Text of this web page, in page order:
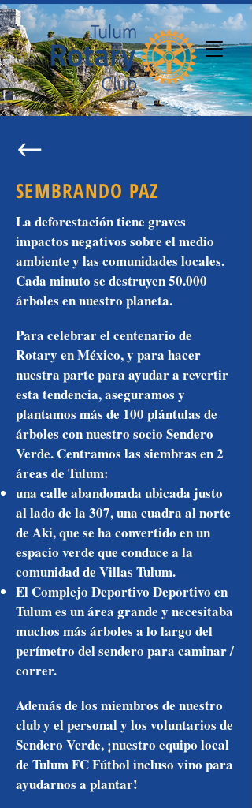
SEMBRANDO PAZ
La deforestación tiene graves
impactos negativos sobre el medio
ambiente y las comunidades locales.
Cada minuto se destruyen 50.000
árboles en nuestro planeta.
Para celebrar el centenario de
Rotary en México, y para hacer
nuestra parte para ayudar a revertir
esta tendencia, aseguramos y
plantamos más de 100 plántulas de
árboles con nuestro socio Sendero
Verde. Centramos las siembras en 2
áreas de Tulum:
una calle abandonada ubicada justo
al lado de la 307, una cuadra al norte
de Aki, que se ha convertido en un
espacio verde que conduce a la
comunidad de Villas Tulum.
El Complejo Deportivo Deportivo en
Tulum es un área grande y necesitaba
muchos más árboles a lo largo del
perímetro del sendero para caminar /
correr.
Además de los miembros de nuestro
club y el personal y los voluntarios de
Sendero Verde, ¡nuestro equipo local
de Tulum FC Fútbol incluso vino para
ayudarnos a plantar!